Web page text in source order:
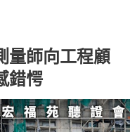
量師向工程顧
錯愕